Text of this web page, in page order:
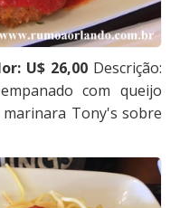
U$ 26,00 Descrição:
com queijo
Tony's sobre